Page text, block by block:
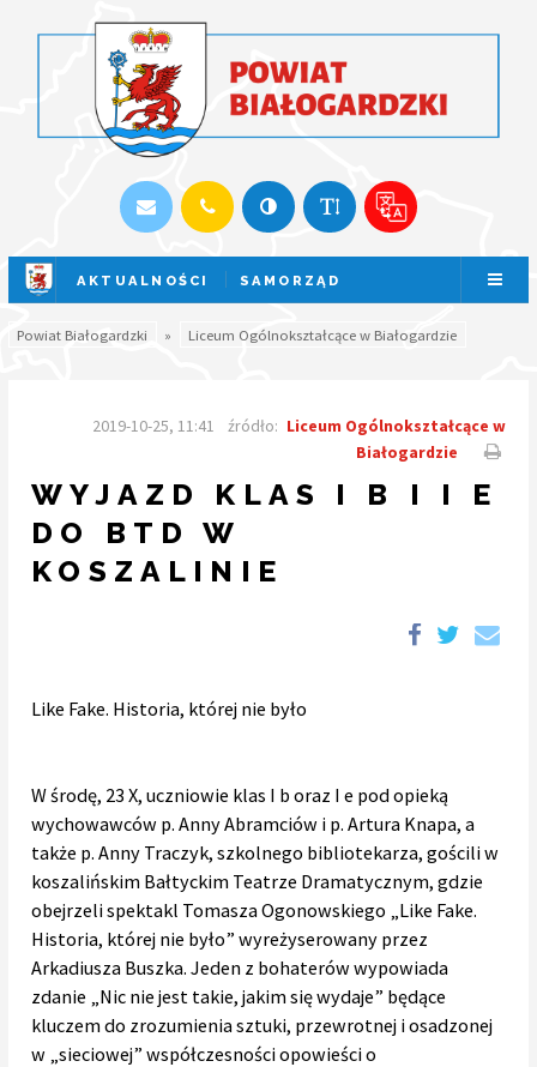
AKTUALNOŚCI SAMORZĄD
Powiat Białogardzki » Liceum Ogólnokształcące w Białogardzie
2019-10-25, 11:41 źródło: Liceum Ogólnokształcące w
Białogardzie
WYJAZD KLAS I B I I E
DO BTD W
KOSZALINIE
Like Fake. Historia, której nie było
W środę, 23 X, uczniowie klas I b oraz I e pod opieką
wychowawców p. Anny Abramciów i p. Artura Knapa, a
także p. Anny Traczyk, szkolnego bibliotekarza, gościli w
koszalińskim Bałtyckim Teatrze Dramatycznym, gdzie
obejrzeli spektakl Tomasza Ogonowskiego „Like Fake.
Historia, której nie było” wyreżyserowany przez
Arkadiusza Buszka. Jeden z bohaterów wypowiada
zdanie „Nic nie jest takie, jakim się wydaje” będące
kluczem do zrozumienia sztuki, przewrotnej i osadzonej
w „sieciowej” współczesności opowieści o